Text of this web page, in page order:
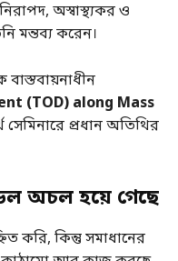
অস্বাস্থ্যকর ও
মন্তব্য করেন।
(TOD) along Mass
সেমিনারে প্রধান অতিথির
অচল হয়ে গেছে
করি, কিন্তু সমাধানের